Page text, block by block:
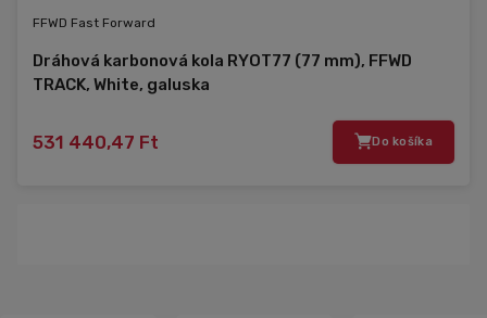
FFWD Fast Forward
Dráhová karbonová kola RYOT77 (77 mm), FFWD
TRACK, White, galuska
531 440,47 Ft Do košíka